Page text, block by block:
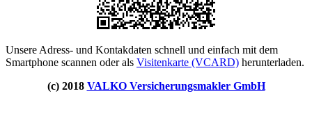
Unsere Adress- und Kontakdaten schnell und einfach mit dem
Smartphone scannen oder als Visitenkarte (VCARD) herunterladen.
(c) 2018 VALKO Versicherungsmakler GmbH